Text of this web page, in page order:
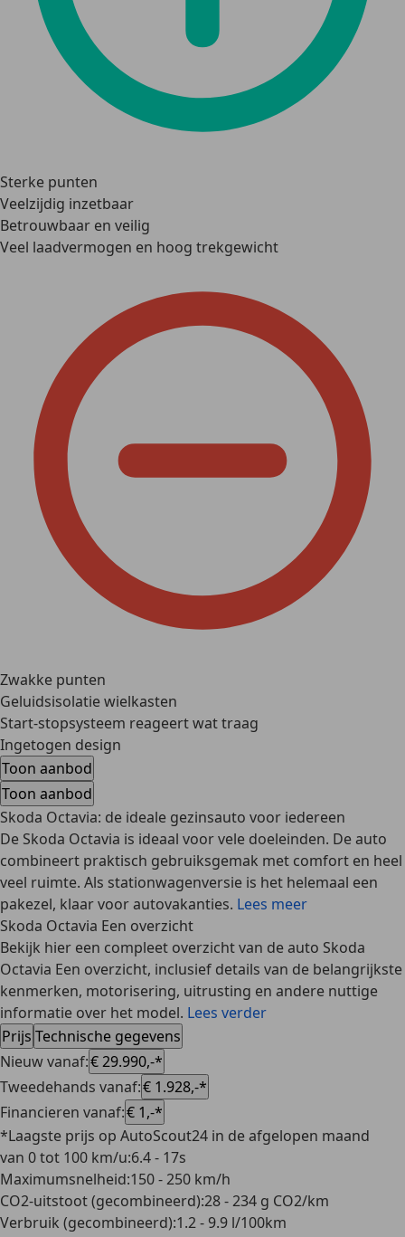
Sterke punten
Veelzijdig inzetbaar
Betrouwbaar en veilig
Veel laadvermogen en hoog trekgewicht
Zwakke punten
Geluidsisolatie wielkasten
Start-stopsysteem reageert wat traag
Ingetogen design
Toon aanbod
Toon aanbod
Skoda Octavia: de ideale gezinsauto voor iedereen
De Skoda Octavia is ideaal voor vele doeleinden. De auto
combineert praktisch gebruiksgemak met comfort en heel
veel ruimte. Als stationwagenversie is het helemaal een
pakezel, klaar voor autovakanties. Lees meer
Skoda Octavia Een overzicht
Bekijk hier een compleet overzicht van de auto Skoda
Octavia Een overzicht, inclusief details van de belangrijkste
kenmerken, motorisering, uitrusting en andere nuttige
informatie over het model. Lees verder
Prijs Technische gegevens
Nieuw vanaf:€ 29.990,-*
Tweedehands vanaf:€ 1.928,-*
Financieren vanaf:€ 1,-*
*Laagste prijs op AutoScout24 in de afgelopen maand
van 0 tot 100 km/u:6.4 - 17s
Maximumsnelheid:150 - 250 km/h
CO2-uitstoot (gecombineerd):28 - 234 g CO2/km
Verbruik (gecombineerd):1.2 - 9.9 l/100km